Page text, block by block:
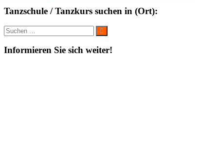
Tanzschule / Tanzkurs suchen in (Ort):
Suche
nach:
Suchen
Informieren Sie sich weiter!